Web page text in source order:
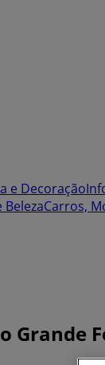
e Decoração
BelezaCarros,
Grande